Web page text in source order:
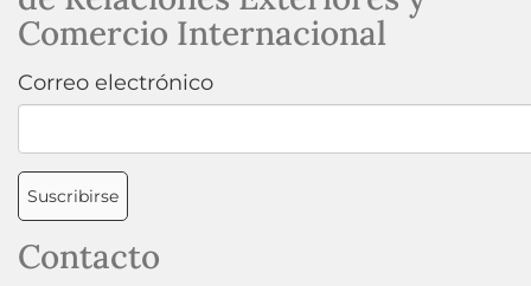
Comercio Internacional
Correo electrónico
Suscribirse
Contacto